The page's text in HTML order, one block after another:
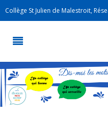
Collège St Julien de Malestroit,